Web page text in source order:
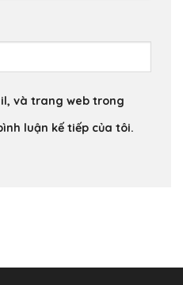
và trang web trong
luận kế tiếp của tôi.